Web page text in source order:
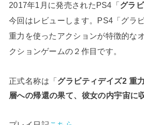
2017年1月に発売されたPS4「グラ
今回はレビューします。PS4「グラ
重力を使ったアクションが特徴的な
クションゲームの２作目です。
正式名称は「グラビティデイズ2 重
層への帰還の果て、彼女の内宇宙に